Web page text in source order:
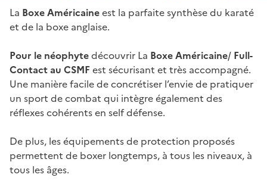
La Boxe Américaineest la parfaite synthèse du karaté
et de la boxe anglaise.
Pour le néophytedécouvrir La Boxe Américaine/ Full-
Contact au CSMFest sécurisant et très accompagné.
Une manière facile de concrétiser l’envie de pratiquer
un sport de combat qui intègre également des
réflexes cohérents en self défense.
De plus, les équipements de protection proposés
permettent de boxer longtemps, à tous les niveaux, à
tous les âges.